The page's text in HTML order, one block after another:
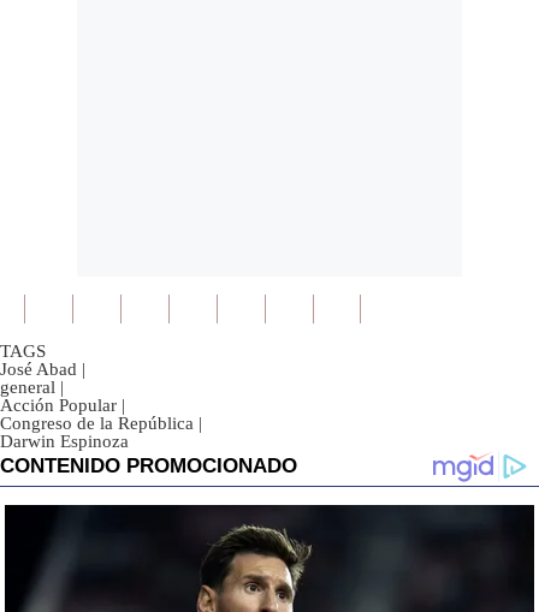
TAGS
José Abad |
general |
Acción Popular |
Congreso de la República |
Darwin Espinoza